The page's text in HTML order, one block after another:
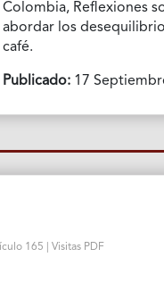
Colombia, Reflexiones
abordar los
café.
Publicado: 17
165 | Visitas PDF